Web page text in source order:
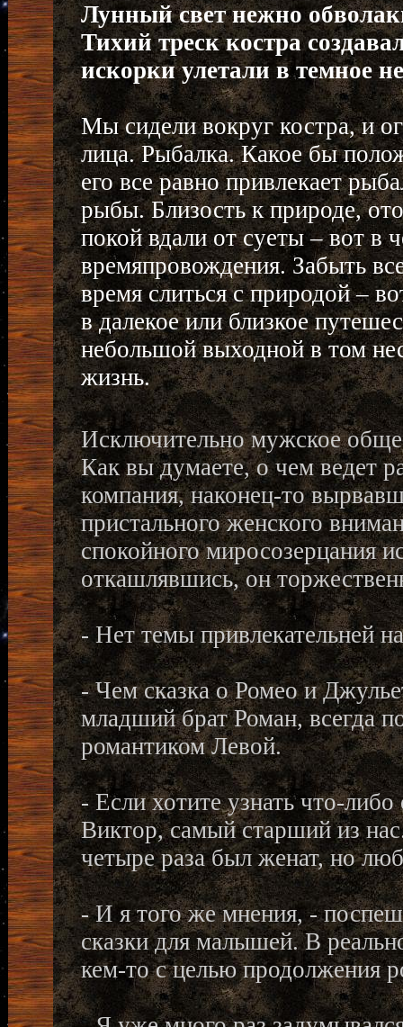
Лунный свет нежно
Тихий треск костра
искорки улетали в темное
Мы сидели вокруг костра, и
лица. Рыбалка. Какое бы
его все равно привлекает
рыбы. Близость к природе,
покой вдали от суеты – вот в
времяпровождения. Забыть
время слиться с природой –
в далекое или близкое
небольшой выходной в том
жизнь.
Исключительно мужское
Как вы думаете, о чем ведет
компания, наконец-то
пристального женского
спокойного миросозерцания
откашлявшись, он
- Нет темы привлекательней
- Чем сказка о Ромео и
младший брат Роман, всегда
романтиком Левой.
- Если хотите узнать что-
Виктор, самый старший из
четыре раза был женат, но
- И я того же мнения, -
сказки для малышей. В
кем-то с целью продолжения